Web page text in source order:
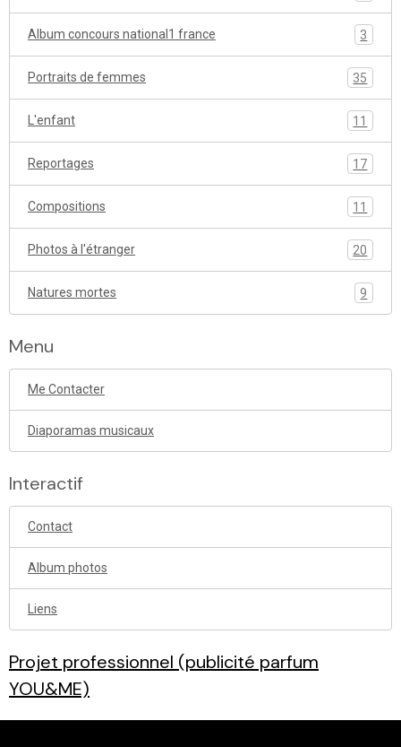
Album concours national1 france 3
Portraits de femmes 35
L'enfant 11
Reportages 17
Compositions 11
Photos à l'étranger 20
Natures mortes 9
Menu
Me Contacter
Diaporamas musicaux
Interactif
Contact
Album photos
Liens
Projet professionnel (publicité parfum
YOU&ME)